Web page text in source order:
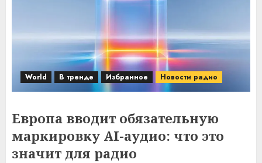
World В тренде Избранное Новости радио
Европа вводит обязательную
маркировку AI-аудио: что это
значит для радио